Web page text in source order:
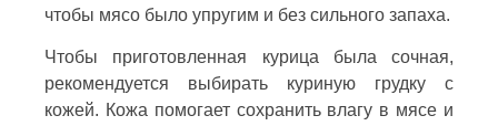
чтобы мясо было упругим и без сильного запаха.
Чтобы приготовленная курица была сочная,
рекомендуется выбирать куриную грудку с
кожей. Кожа помогает сохранить влагу в мясе и